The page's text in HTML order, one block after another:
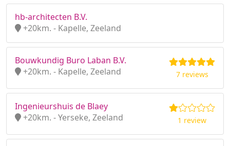
hb-architecten B.V.
+20km. - Kapelle, Zeeland
Bouwkundig Buro Laban B.V.
+20km. - Kapelle, Zeeland
7 reviews
Ingenieurshuis de Blaey
+20km. - Yerseke, Zeeland
1 review